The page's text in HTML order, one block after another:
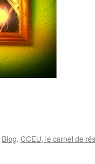
Blog, CCEU, le carnet de